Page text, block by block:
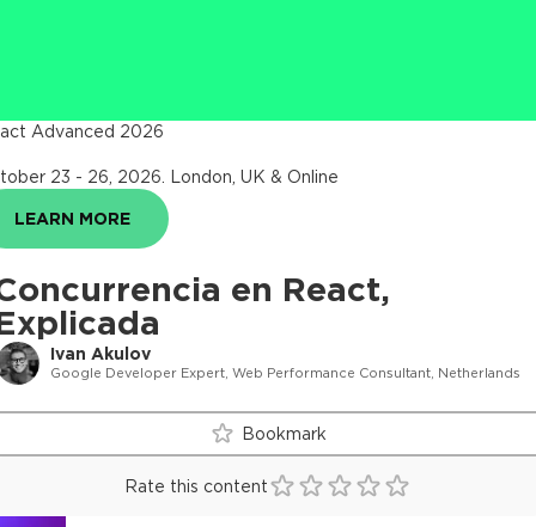
en React,
Ivan Akulov
Google Developer Expert, Web Performance Consultant, Netherlands
Advanced 2026
23 - 26, 2026 London, UK & Online
LEARN MORE
Bookmark
Rate this content